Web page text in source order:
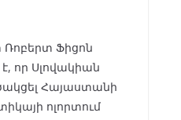
Ֆիցոն
որ Սլովակիան
Հայաստանի
ոլորտում